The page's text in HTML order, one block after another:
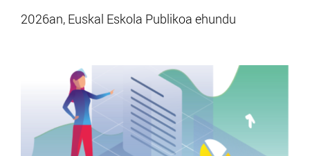
2026an, Euskal Eskola Publikoa ehundu